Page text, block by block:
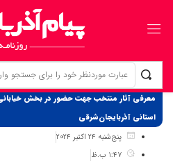
برگ نخست
نوشته‌ها
معرفی آثار منتخب جهت حضور در بخش
استانی آذربایجان‌شرقی
پنج‌شنبه 24 اکتبر 2024
1:47 ب.ظ